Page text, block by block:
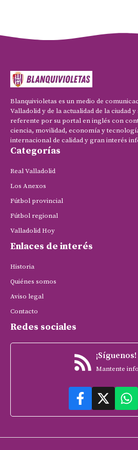
Blanquivioletas es un medio de
Valladolid y de la actualidad de la ciudad
referente por su portal en inglés con
ciencia, movilidad, economía y
internacional de calidad y gran interés
Categorías
Real Valladolid
Los Anexos
Fútbol provincial
Fútbol regional
Valladolid Hoy
Enlaces de interés
Historia
Quiénes somos
Aviso legal
Contacto
Redes sociales
¡Síguenos!
Mantente